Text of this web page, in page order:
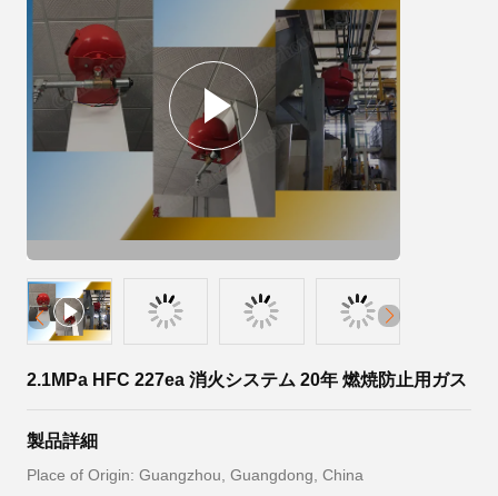
2.1MPa HFC 227ea 消火システム 20年 燃焼防止用ガス
製品詳細
Place of Origin: Guangzhou, Guangdong, China